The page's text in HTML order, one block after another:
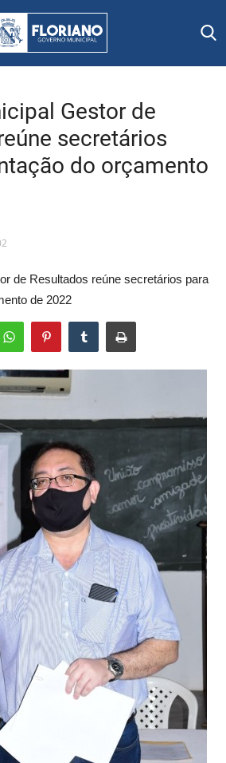
Gestor de
secretários
do orçamento
de Resultados reúne secretários para
de 2022